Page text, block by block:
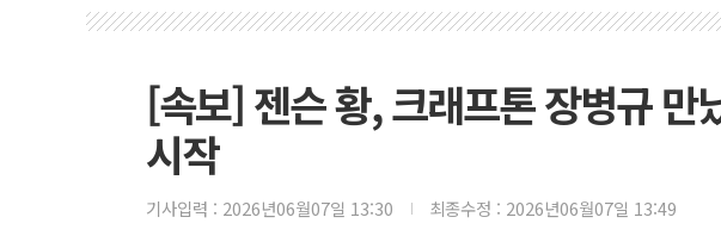
[속보] 젠슨 황, 크래프톤 장병규
시작
기사입력 : 2026년06월07일 13:30 최종수정 : 2026년06월07일 13:49